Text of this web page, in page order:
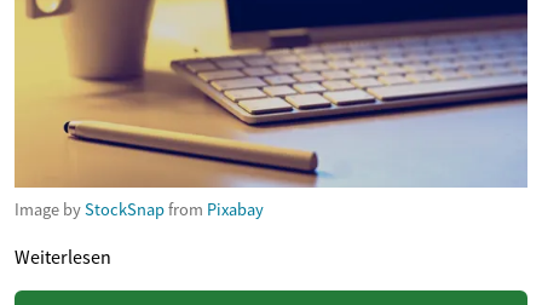
Image byStockSnapfrom Pixabay
Weiterlesen